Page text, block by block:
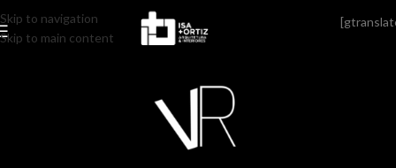
Skip to navigation
Skip to main content
17
MAIO